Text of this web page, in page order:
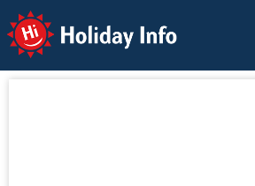
Holiday Info